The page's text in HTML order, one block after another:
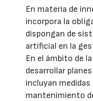
En materia de
incorpora la
dispongan de
artificial en la
En el ámbito de
desarrollar
incluyan
mantenimiento